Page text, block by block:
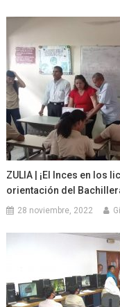
ZULIA | ¡El Inces en los
orientación del
28 noviembre, 2022